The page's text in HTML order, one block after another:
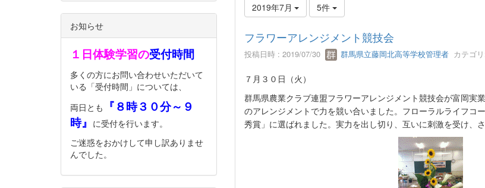
2019年7月 5件
フラワーアレンジメント競技会
投稿日時 : 2019/07/30 群馬県立藤岡北高等学校管理者カテゴ
７月３０日（火）
群馬県農業クラブ連盟フラワーアレンジメント競技会が富岡実
のアレンジメントで力を競い合いました。フローラルライフコ
秀賞」に選ばれました。実力を出し切り、互いに刺激を受け、
お知らせ
１日体験学習の受付時間
多くの方にお問い合わせいただいて
いる「受付時間」については、
両日とも
『８時３０分～９
時』 に受付を行います。
ご迷惑をおかけして申し訳ありませ
んでした。